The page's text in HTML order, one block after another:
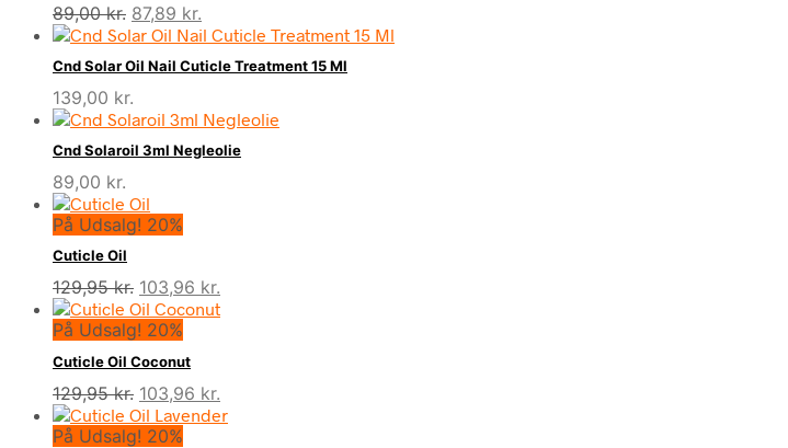
89,00kr. Den
oprindelige
pris
var:
89,00 kr..
87,89 kr.
aktuelle
pris
er:
Cnd Solar Oil Nail Cuticle Treatment 15 Ml
139,00 kr.
Cnd Solaroil 3ml Negleolie
89,00 kr.
På Udsalg! 20%
Cuticle Oil
129,95kr. Den
oprindelige
pris
var:
129,95 kr..
103,96 kr.
aktuelle
På Udsalg! 20%
Cuticle Oil Coconut
129,95kr. Den
oprindelige
pris
103,96 kr.
aktuelle
På Udsalg! 20%